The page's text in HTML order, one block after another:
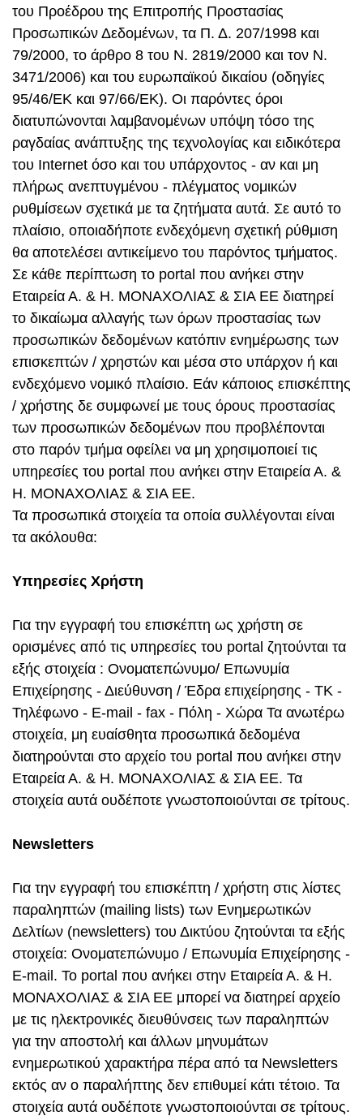
του Προέδρου της Επιτροπής Προστασίας
Προσωπικών Δεδομένων, τα Π. Δ. 207/1998 και
79/2000, το άρθρο 8 του Ν. 2819/2000 και τον Ν.
3471/2006) και του ευρωπαϊκού δικαίου (οδηγίες
95/46/ΕΚ και 97/66/ΕΚ). Οι παρόντες όροι
διατυπώνονται λαμβανομένων υπόψη τόσο της
ραγδαίας ανάπτυξης της τεχνολογίας και ειδικότερα
του Internet όσο και του υπάρχοντος - αν και μη
πλήρως ανεπτυγμένου - πλέγματος νομικών
ρυθμίσεων σχετικά με τα ζητήματα αυτά. Σε αυτό το
πλαίσιο, οποιαδήποτε ενδεχόμενη σχετική ρύθμιση
θα αποτελέσει αντικείμενο του παρόντος τμήματος.
Σε κάθε περίπτωση το portal που ανήκει στην
Εταιρεία Α. & Η. ΜΟΝΑΧΟΛΙΑΣ & ΣΙΑ ΕΕ διατηρεί
το δικαίωμα αλλαγής των όρων προστασίας των
προσωπικών δεδομένων κατόπιν ενημέρωσης των
επισκεπτών / χρηστών και μέσα στο υπάρχον ή και
ενδεχόμενο νομικό πλαίσιο. Εάν κάποιος επισκέπτης
/ χρήστης δε συμφωνεί με τους όρους προστασίας
των προσωπικών δεδομένων που προβλέπονται
στο παρόν τμήμα οφείλει να μη χρησιμοποιεί τις
υπηρεσίες του portal που ανήκει στην Εταιρεία Α. &
Η. ΜΟΝΑΧΟΛΙΑΣ & ΣΙΑ ΕΕ.
Τα προσωπικά στοιχεία τα οποία συλλέγoνται είναι
τα ακόλουθα:
Υπηρεσίες Χρήστη
Για την εγγραφή του επισκέπτη ως χρήστη σε
ορισμένες από τις υπηρεσίες του portal ζητούνται τα
εξής στοιχεία : Ονοματεπώνυμο/ Επωνυμία
Επιχείρησης - Διεύθυνση / Έδρα επιχείρησης - ΤΚ -
Τηλέφωνο - E-mail - fax - Πόλη - Χώρα Τα ανωτέρω
στοιχεία, μη ευαίσθητα προσωπικά δεδομένα
διατηρούνται στο αρχείο του portal που ανήκει στην
Εταιρεία Α. & Η. ΜΟΝΑΧΟΛΙΑΣ & ΣΙΑ ΕΕ. Τα
στοιχεία αυτά ουδέποτε γνωστοποιούνται σε τρίτους.
Newsletters
Για την εγγραφή του επισκέπτη / χρήστη στις λίστες
παραληπτών (mailing lists) των Ενημερωτικών
Δελτίων (newsletters) του Δικτύου ζητούνται τα εξής
στοιχεία: Ονοματεπώνυμο / Επωνυμία Επιχείρησης -
E-mail. Το portal που ανήκει στην Εταιρεία Α. & Η.
ΜΟΝΑΧΟΛΙΑΣ & ΣΙΑ ΕΕ μπορεί να διατηρεί αρχείο
με τις ηλεκτρονικές διευθύνσεις των παραληπτών
για την αποστολή και άλλων μηνυμάτων
ενημερωτικού χαρακτήρα πέρα από τα Newsletters
εκτός αν ο παραλήπτης δεν επιθυμεί κάτι τέτοιο. Τα
στοιχεία αυτά ουδέποτε γνωστοποιούνται σε τρίτους.